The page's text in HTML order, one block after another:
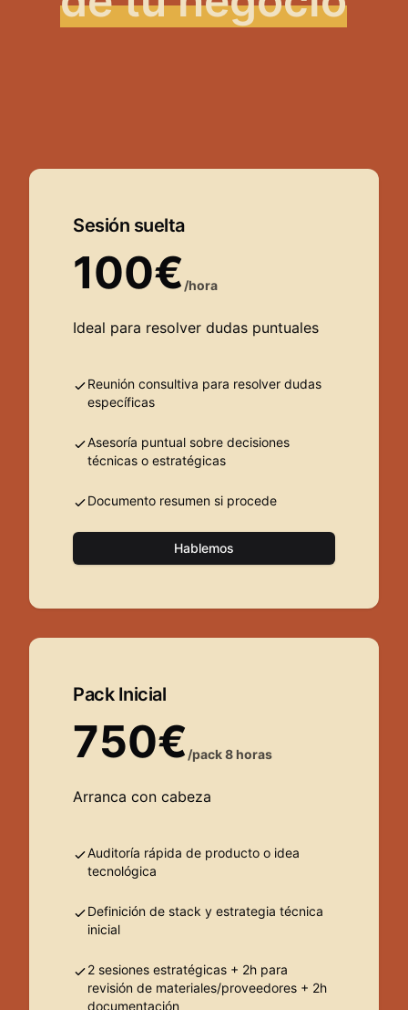
Sesión suelta
100€ /hora
Ideal para resolver dudas puntuales
Reunión consultiva para resolver dudas
específicas
Asesoría puntual sobre decisiones
técnicas o estratégicas
Documento resumen si procede
Hablemos
Pack Inicial
750€ /pack 8 horas
Arranca con cabeza
Auditoría rápida de producto o idea
tecnológica
Definición de stack y estrategia técnica
inicial
2 sesiones estratégicas + 2h para
revisión de materiales/proveedores + 2h
documentación